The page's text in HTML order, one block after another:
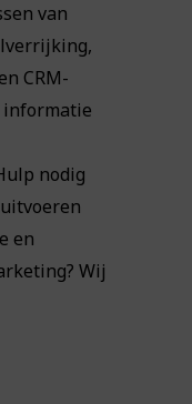
van
CRM-
informatie
nodig
en
Wij